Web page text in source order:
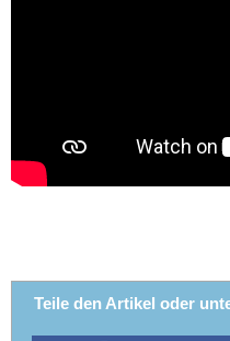
Teile den Artikel oder